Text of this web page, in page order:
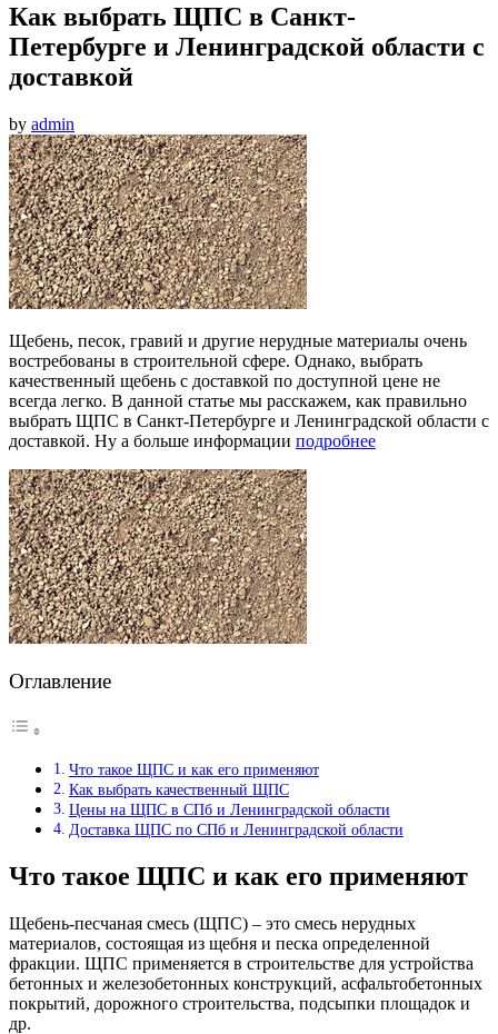
Как выбрать ЩПС в Санкт-
Петербурге и Ленинградской области с
доставкой
by admin
Щебень, песок, гравий и другие нерудные материалы очень
востребованы в строительной сфере. Однако, выбрать
качественный щебень с доставкой по доступной цене не
всегда легко. В данной статье мы расскажем, как правильно
выбрать ЩПС в Санкт-Петербурге и Ленинградской области с
доставкой. Ну а больше информации подробнее
Оглавление
Что такое ЩПС и как его применяют
Как выбрать качественный ЩПС
Цены на ЩПС в СПб и Ленинградской области
Доставка ЩПС по СПб и Ленинградской области
Что такое ЩПС и как его применяют
Щебень-песчаная смесь (ЩПС) – это смесь нерудных
материалов, состоящая из щебня и песка определенной
фракции. ЩПС применяется в строительстве для устройства
бетонных и железобетонных конструкций, асфальтобетонных
покрытий, дорожного строительства, подсыпки площадок и
др.